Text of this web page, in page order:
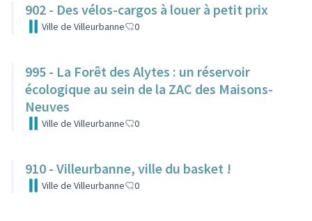
902 - Des vélos-cargos à louer à petit prix
Ville de Villeurbanne 0
995 - La Forêt des Alytes : un réservoir
écologique au sein de la ZAC des Maisons-
Neuves
Ville de Villeurbanne 0
910 - Villeurbanne, ville du basket !
Ville de Villeurbanne 0